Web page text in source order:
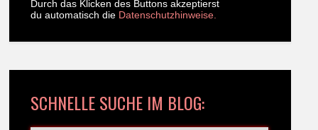
Durch das Klicken des Buttons akzeptierst
du automatisch die Datenschutzhinweise.
SCHNELLE SUCHE IM BLOG: